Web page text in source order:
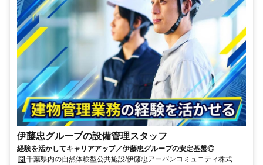
伊藤忠グループの設備管理スタッフ
経験を活かしてキャリアアップ／伊藤忠グループの安定基盤◎
千葉県内の自然体験型公共施設/伊藤忠アーバンコミュニティ株式会